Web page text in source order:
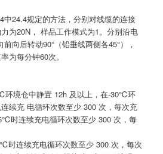
24.4规定的方法，分别对线缆的连接
为20N， 样品工作模式为1。分别沿电
向后转动90°（铅垂线两侧各45°），
为每分钟60次。
环境仓中静置 12h 及以上，在-30℃环
续充 电循环次数至少 300 次，每次充
时连续充电循环次数至少 300 次，每
时连续充电循环次数至少 300 次，每次